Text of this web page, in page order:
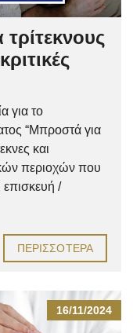
τρίτεκνους
για το
“Μπροστά για
και
περιοχών που
/
ΠΕΡΙΣΣΌΤΕΡΑ
16/11/2024